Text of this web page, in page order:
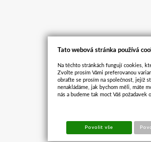
Tato webová stránka používá
Na těchto stránkách fungují cookies,
Zvolte prosím Vámi preferovanou
obraťte se prosím na společnost, jejíž
nenakládáme, jak bychom měli, máte
nás a budeme tak moct Váš požadavek
Povolit vše